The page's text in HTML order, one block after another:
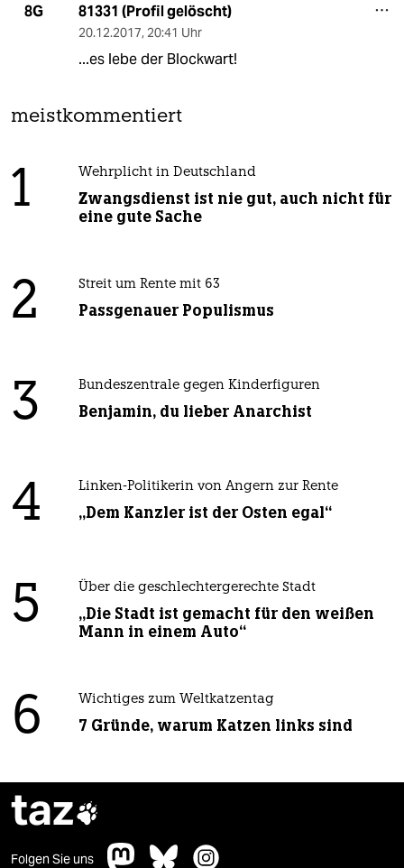
8G 81331 (Profil gelöscht)
20.12.2017, 20:41 Uhr
...es lebe der Blockwart!
meistkommentiert
1 Wehrplicht in Deutschland
Zwangsdienst ist nie gut, auch nicht für
eine gute Sache
2 Streit um Rente mit 63
Passgenauer Populismus
3 Bundeszentrale gegen Kinderfiguren
Benjamin, du lieber Anarchist
4 Linken-Politikerin von Angern zur Rente
„Dem Kanzler ist der Osten egal“
5 Über die geschlechtergerechte Stadt
„Die Stadt ist gemacht für den weißen
Mann in einem Auto“
6 Wichtiges zum Weltkatzentag
7 Gründe, warum Katzen links sind
taz
Folgen Sie uns